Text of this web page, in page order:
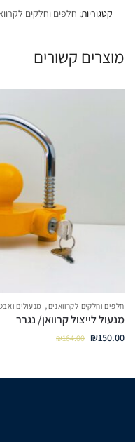
קטגוריות: חלפים וחלקים
מוצרים קשורים
חלפים וחלקים לקרוואנים, מנעולים
מנעול לייצול קרוואן/ נגרר
₪164.00 ₪150.00